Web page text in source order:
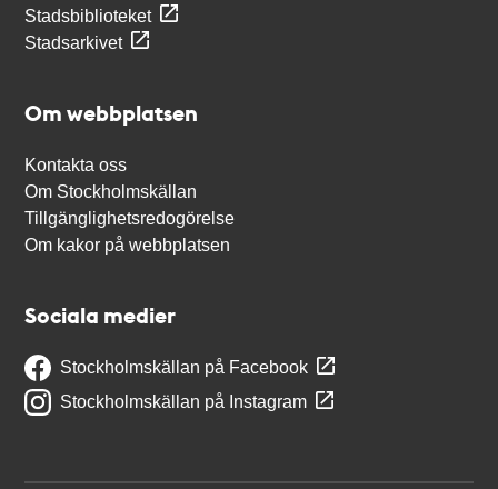
Stadsbiblioteket
Stadsarkivet
Om webbplatsen
Kontakta oss
Om Stockholmskällan
Tillgänglighetsredogörelse
Om kakor på webbplatsen
Sociala medier
Stockholmskällan på Facebook
Stockholmskällan på Instagram